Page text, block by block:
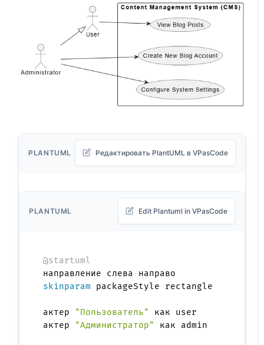
PLANTUML Редактировать PlantUML в VPasCode
PLANTUML Edit Plantuml in VPasCode
@startuml
skinparam packageStyle rectangle
актер "Пользователь"
как user
актер
"Администратор" как admin